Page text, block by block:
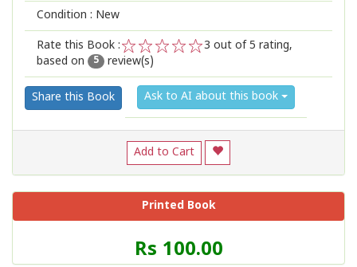
Condition : New
Rate this Book :
2
1
3 out of 5 rating,
based on
5 review(s)
Share this Book Ask to AI about this book
Add to Cart
Printed Book
Price
of
Rs 100.00